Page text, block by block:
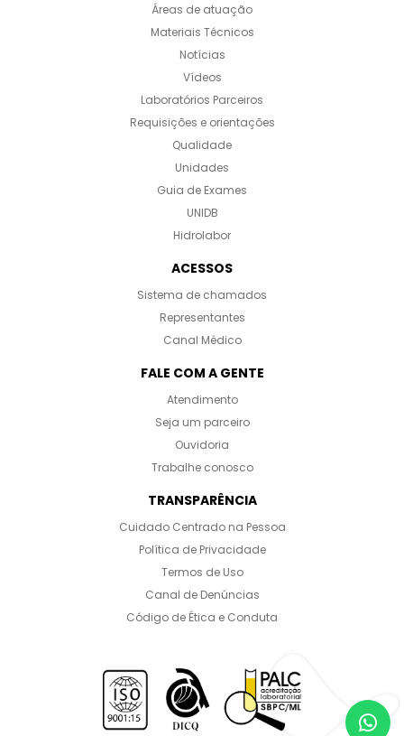
Áreas de atuação
Materiais Técnicos
Notícias
Vídeos
Laboratórios Parceiros
Requisições e orientações
Qualidade
Unidades
Guia de Exames
UNIDB
Hidrolabor
ACESSOS
Sistema de chamados
Representantes
Canal Médico
FALE COM A GENTE
Atendimento
Seja um parceiro
Ouvidoria
Trabalhe conosco
TRANSPARÊNCIA
Cuidado Centrado na Pessoa
Política de Privacidade
Termos de Uso
Canal de Denúncias
Código de Ética e Conduta